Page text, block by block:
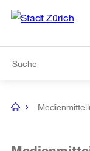
Navigation
[no